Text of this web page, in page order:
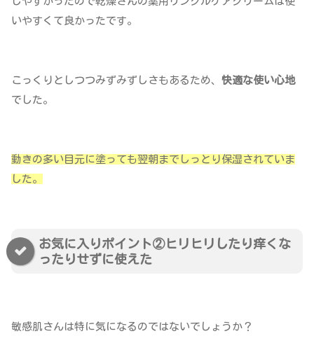
いやすくて良かったです。
こっくりとしつつみずみずしさもあるため、 快適な使い心地
でした。
動きの多い目元に塗っても翌朝までしっとり保湿されていま
した。
お気に入りポイント②ヒリヒリしたり痒くな
ったりせずに使えた
敏感肌さんは特に気になるのではないでしょうか？